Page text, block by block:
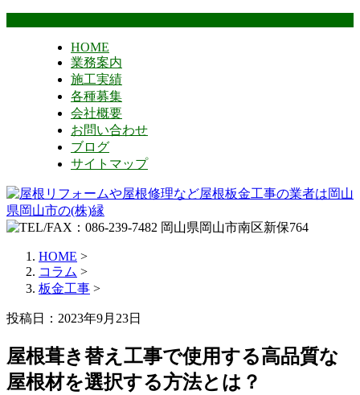
HOME
業務案内
施工実績
各種募集
会社概要
お問い合わせ
ブログ
サイトマップ
HOME >
コラム >
板金工事 >
投稿日：2023年9月23日
屋根葺き替え工事で使用する高品質な
屋根材を選択する方法とは？